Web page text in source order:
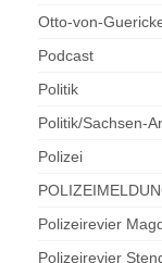
Otto-von-
Podcast
Politik
Politik/Sachsen-
Polizei
Polizeirevier
Polizeirevier